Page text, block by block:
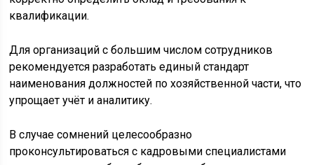
квалификации.
Для организаций с большим числом сотрудников
рекомендуется разработать единый стандарт
наименования должностей по хозяйственной части, что
упрощает учёт и аналитику.
В случае сомнений целесообразно
проконсультироваться с кадровыми специалистами